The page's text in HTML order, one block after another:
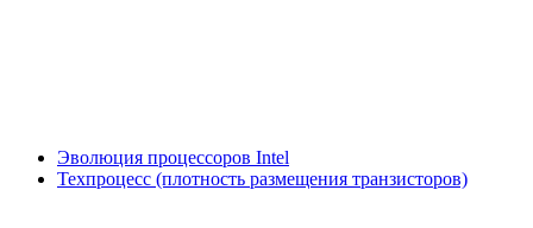
Эволюция процессоров Intel
Техпроцесс (плотность размещения транзисторов)